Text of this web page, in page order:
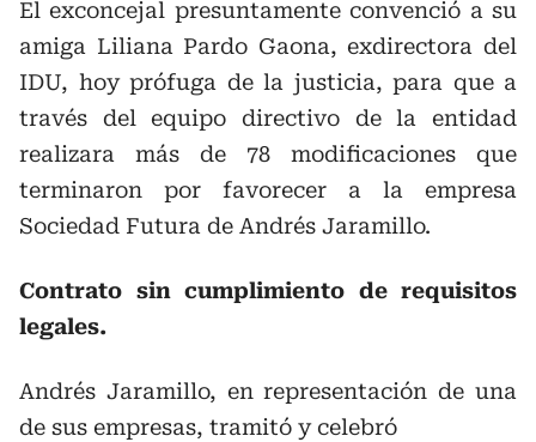
El exconcejal presuntamente convenció a su
amiga Liliana Pardo Gaona, exdirectora del
IDU, hoy prófuga de la justicia, para que a
través del equipo directivo de la entidad
realizara más de 78 modificaciones que
terminaron por favorecer a la empresa
Sociedad Futura de Andrés Jaramillo.
Contrato sin cumplimiento de requisitos
legales.
Andrés Jaramillo, en representación de una
de sus empresas, tramitó y celebró